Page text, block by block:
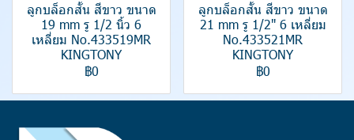
ลูกบล็อกสั้น สีขาว ขนาด
19 mm รู 1/2 นิ้ว 6
เหลี่ยม No.433519MR
KINGTONY
฿0
ลูกบล็อกสั้น สีขาว ขนาด
21 mm รู 1/2" 6 เหลี่ยม
No.433521MR
KINGTONY
฿0